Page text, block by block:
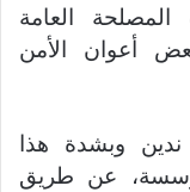
العامة
أعوان الأمن
ندين وبشدة هذا
عن طريق